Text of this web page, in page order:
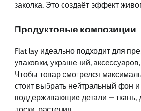
заколка. Это создаёт эффект
Продуктовые композиции
Flat lay идеально подходит для
упаковки, украшений,
Чтобы товар смотрелся
стоит выбрать нейтральный фон и
поддерживающие детали — ткань,